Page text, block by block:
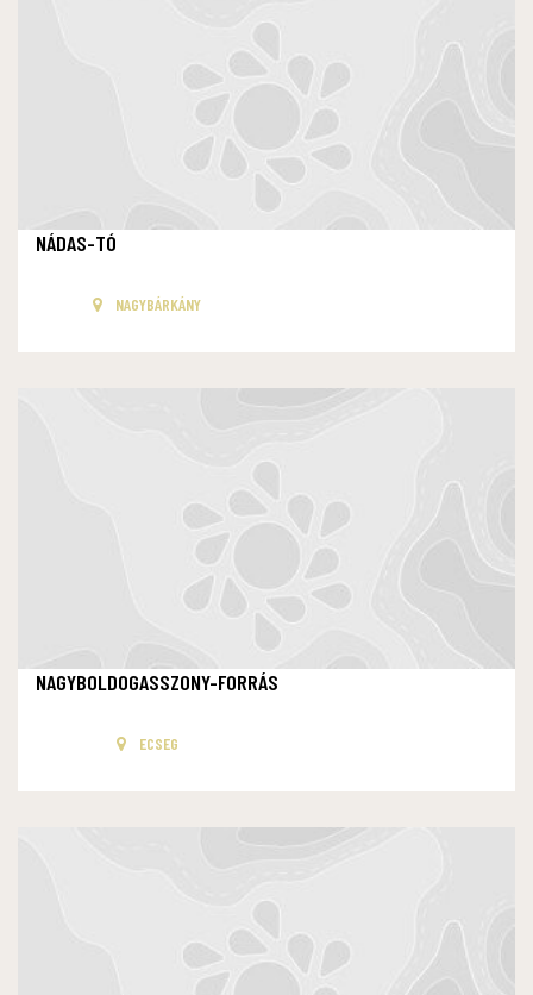
NÁDAS-TÓ
NAGYBÁRKÁNY
NAGYBOLDOGASSZONY-FORRÁS
ECSEG